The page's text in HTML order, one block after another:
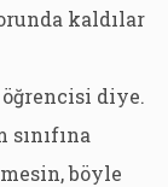
kaldılar
diye.
böyle